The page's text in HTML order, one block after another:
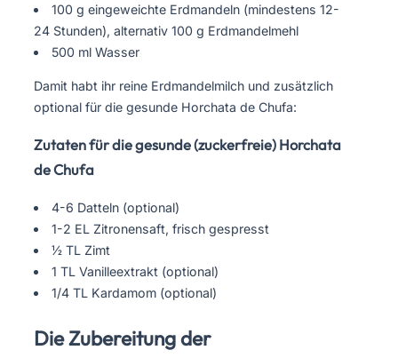
100 g eingeweichte Erdmandeln (mindestens 12-
24 Stunden), alternativ 100 g Erdmandelmehl
500 ml Wasser
Damit habt ihr reine Erdmandelmilch und zusätzlich
optional für die gesunde Horchata de Chufa:
Zutaten für die gesunde (zuckerfreie) Horchata
de Chufa
4-6 Datteln (optional)
1-2 EL Zitronensaft, frisch gespresst
½ TL Zimt
1 TL Vanilleextrakt (optional)
1/4 TL Kardamom (optional)
Die Zubereitung der